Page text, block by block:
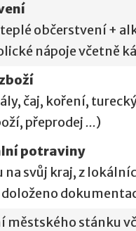
občerstvení +
nápoje včetně
čaj, koření,
přeprodej...)
potraviny
na svůj kraj, z
městského stánku